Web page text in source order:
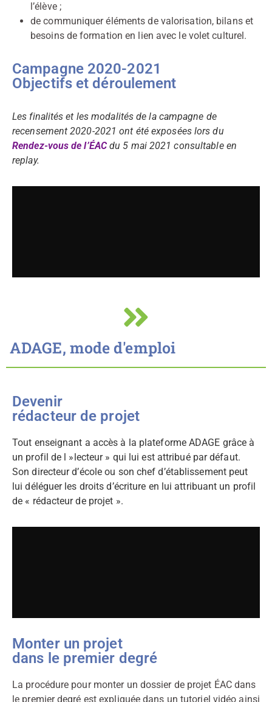
l’élève ;
de communiquer éléments de valorisation, bilans et
besoins de formation en lien avec le volet culturel.
Campagne 2020-2021
Objectifs et déroulement
Les finalités et les modalités de la campagne de
recensement 2020-2021 ont été exposées lors du
Rendez-vous de l’ÉACdu 5 mai 2021 consultable en
replay.
ADAGE, mode d'emploi
Devenir
rédacteur de projet
Tout enseignant a accès à la plateforme ADAGE grâce à
un profil de l »lecteur » qui lui est attribué par défaut.
Son directeur d’école ou son chef d’établissement peut
lui déléguer les droits d’écriture en lui attribuant un profil
de « rédacteur de projet ».
Monter un projet
dans le premier degré
La procédure pour monter un dossier de projet ÉAC dans
le premier degré est expliquée dans un tutoriel vidéo ainsi